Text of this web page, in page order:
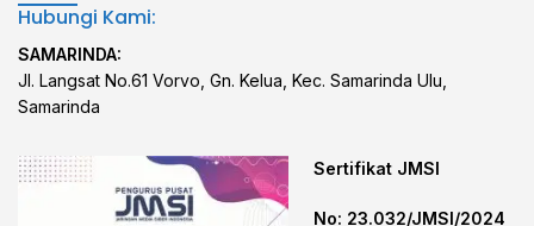
Hubungi Kami:
SAMARINDA:
Jl. Langsat No.61 Vorvo, Gn. Kelua, Kec. Samarinda Ulu,
Samarinda
Sertifikat JMSI
No: 23.032/JMSI/2024